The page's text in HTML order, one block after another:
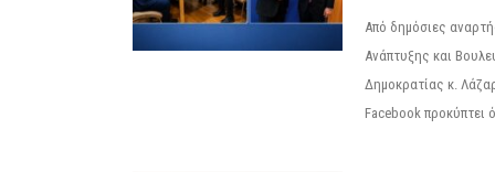
Από δημόσιες
Ανάπτυξης και
Δημοκρατίας κ.
Facebook προκύπτει